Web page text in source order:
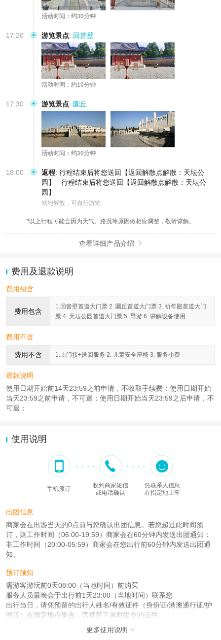
活动时间：约30分钟
17:20 游览景点: 回音壁
活动时间：约10分钟
17:30 游览景点: 圜丘
活动时间：约30分钟
18:00 返程: 行程结束后将您送回【返回解散点解散：天坛公
园】
行程结束后将您送回【返回解散点解散：天坛公
园】
就地解散，可自行游览
*以上行程可能会因为天气、路况等原因做相应调整，敬请谅解。
查看详细产品介绍 
费用及退款说明
费用包含
费用包含
1.回音壁首道大门票 2. 圜丘首道大门票 3. 祈年殿首道大门
票 4. 天坛公园首道大门票 5. 导游 6. 讲解设备使用
费用不含
费用不含 1.上门接+送回服务 2. 儿童安全座椅 3. 服务小费
退款说明
使用日期开始前14天23:59之前申请，不收取手续费；使用日期开始
当天23:59之前申请，不可退；使用日期开始当天23:59之后申请，不
可退；
使用说明
手机预订
收到商家短信
或电话确认
凭联系人信息
在指定地上车
出团信息
商家会在出游当天的0点前与您确认出团信息。若您超过此时间预
订，则工作时间（06:00-19:59）商家会在60分钟内发送出团通知；
非工作时间（20:00-05:59）商家会在您出行前60分钟内发送出团通
知。
预订须知
需游客游玩前0天08:00（当地时间）前购买
服务人员最晚会于出行前1天23:00（当地时间）联系您
出行当日，请凭预留的出行人姓名/有效证件（身份证/港澳通行证/护
照等）在预定地点集合，需携带下单时提交的证件
更多使用说明 